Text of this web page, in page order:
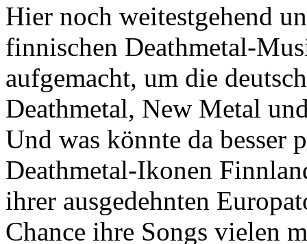
Hier noch weitestgehend
finnischen Deathmetal-
aufgemacht, um die
Deathmetal, New Metal
Und was könnte da besser
Deathmetal-Ikonen
ihrer ausgedehnten
Chance ihre Songs vielen